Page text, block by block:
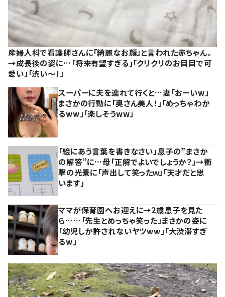
産婦人科で看護師さんに「綺麗なお顔」と言われた赤ちゃん。
→成長後の姿に…「将来有望すぎる」「クリクリのお目目で可
愛い」「渋い～！」
スーパーに夫を連れて行くと…妻「おーいw」
まさかの行動に「奥さん美人！」「めっちゃわか
るww」「楽しそうww」
「絵にあう言葉を書きなさい」息子の”まさか
の解答”に…母「正解でよいでしょうか？」→衝
撃の光景に「声出して笑ったｗ」「天才だと思
います」
ママが保育園へお迎えに→2歳息子を見た
ら……「先生とめっちゃ笑った」まさかの姿に
「幼児しか許されないヤツww」「大渋滞すぎ
るw」